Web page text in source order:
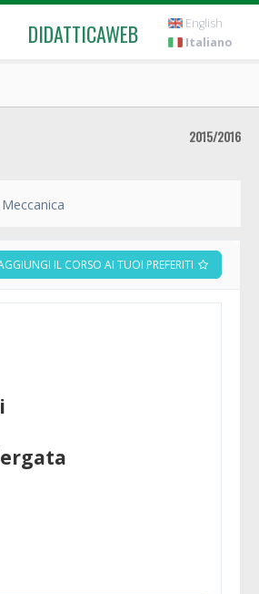
DIDATTICAWEB
English
Italiano
2015/2016
IL CORSO AI TUOI PREFERITI